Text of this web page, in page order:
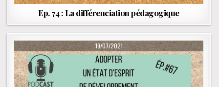
Ep. 74 : La différenciation pédagogique
PUBLISHED DATE:
19/07/2021